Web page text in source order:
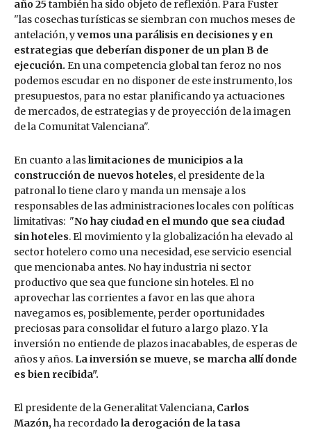
año 25 también ha sido objeto de reflexión. Para Fuster
"las cosechas turísticas se siembran con muchos meses de
antelación, yvemos una parálisis en decisiones y en
estrategias que deberían disponer de un plan B de
ejecución. En una competencia global tan feroz no nos
podemos escudar en no disponer de este instrumento, los
presupuestos, para no estar planificando ya actuaciones
de mercados, de estrategias y de proyección de la imagen
de la Comunitat Valenciana".
En cuanto a laslimitaciones de municipios a la
construcción de nuevos hoteles, el presidente de la
patronal lo tiene claro y manda un mensaje a los
responsables de las administraciones locales con políticas
limitativas: "No hay ciudad en el mundo que sea ciudad
sin hoteles. El movimiento y la globalización ha elevado al
sector hotelero como una necesidad, ese servicio esencial
que mencionaba antes. No hay industria ni sector
productivo que sea que funcione sin hoteles. El no
aprovechar las corrientes a favor en las que ahora
navegamos es, posiblemente, perder oportunidades
preciosas para consolidar el futuro a largo plazo. Y la
inversión no entiende de plazos inacabables, de esperas de
años y años. La inversión se mueve, se marcha allí donde
es bien recibida".
El presidente de la Generalitat Valenciana, Carlos
Mazón,ha recordado la derogación de la tasa